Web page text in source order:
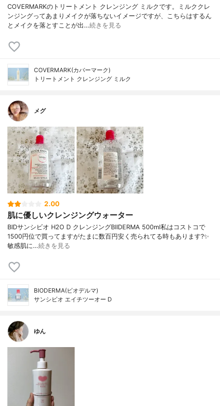
COVERMARKのトリートメント クレンジング ミルクです。ミルククレ
ンジングってあまりメイクが落ちないイメージですが、こちらはするん
とメイクを落とすことが出…続きを見る
COVERMARK(カバーマーク)
トリートメント クレンジング ミルク
メグ
2.00
肌に優しいクレンジングウォーター
BIDサンシビオ H2O D クレンジングBIIDERMA 500ml私はコストコで
1500円位で買ってますがたまに数百円安く売られてる時もあります?✨
敏感肌に…続きを見る
BIODERMA(ビオデルマ)
サンシビオ エイチツーオー D
ゆん